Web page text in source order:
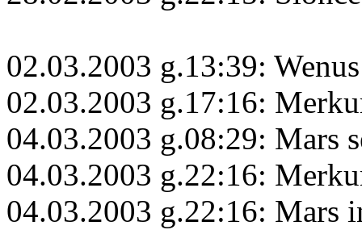
02.03.2003 g.13:39:
02.03.2003 g.17:16:
04.03.2003 g.08:29: Mars
04.03.2003 g.22:16:
04.03.2003 g.22:16: Mars